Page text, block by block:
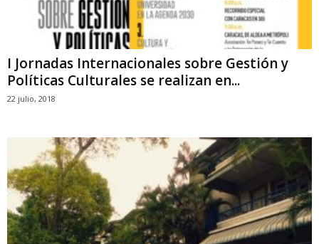
I Jornadas Internacionales sobre Gestión y
Políticas Culturales se realizan en...
22 julio, 2018